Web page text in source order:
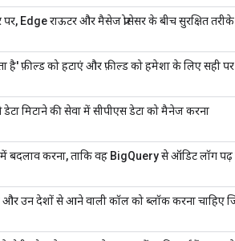
पर, Edge राऊटर और मैसेज प्रोसेसर के बीच सुरक्षित
है' फ़ील्ड को हटाएं और फ़ील्ड को हमेशा के लिए सही
मिटाने की सेवा में सीपीएस डेटा को मैनेज करना
बदलाव करना, ताकि वह BigQuery से ऑडिट लॉग
और उन देशों से आने वाली कॉल को ब्लॉक करना चाहिए